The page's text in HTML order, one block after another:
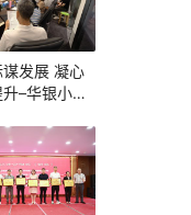
发展 凝心
–华银小贷